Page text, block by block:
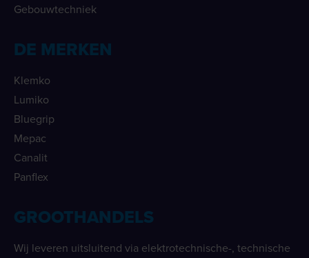
Gebouwtechniek
DE MERKEN
Klemko
Lumiko
Bluegrip
Mepac
Canalit
Panflex
GROOTHANDELS
Wij leveren uitsluitend via elektrotechnische-, technische